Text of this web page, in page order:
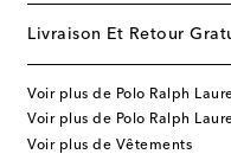
Livraison Et Retour
Voir plus de Polo Ralph
Voir plus de Polo Ralph
Voir plus de Vêtements